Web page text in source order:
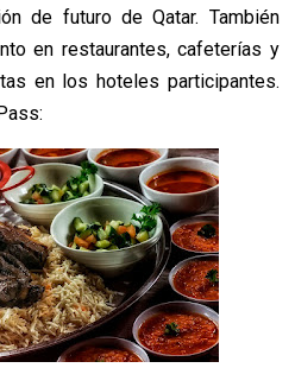
de futuro de Qatar. También
en restaurantes, cafeterías y
en los hoteles participantes.